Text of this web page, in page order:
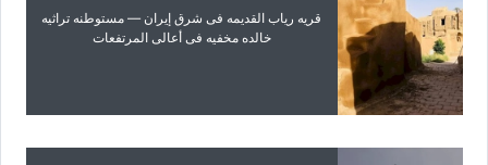
قریه ریاب القدیمه فی شرق إیران — مستوطنه تراثیه
خالده مخفیه فی أعالی المرتفعات